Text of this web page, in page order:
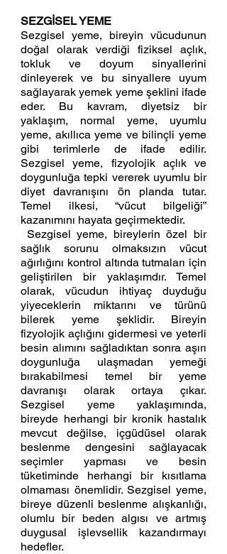
SEZGİSEL YEME
Sezgisel yeme, bireyin vücudunun
doğal olarak verdiği fiziksel açlık,
tokluk ve doyum sinyallerini
dinleyerek ve bu sinyallere uyum
sağlayarak yemek yeme şeklini ifade
eder. Bu kavram, diyetsiz bir
yaklaşım, normal yeme, uyumlu
yeme, akıllıca yeme ve bilinçli yeme
gibi terimlerle de ifade edilir.
Sezgisel yeme, fizyolojik açlık ve
doygunluğa tepki vererek uyumlu bir
diyet davranışını ön planda tutar.
Temel ilkesi, “vücut bilgeliği”
kazanımını hayata geçirmektedir.
sağlık sorunu olmaksızın vücut
ağırlığını kontrol altında tutmaları için
geliştirilen bir yaklaşımdır. Temel
olarak, vücudun ihtiyaç duyduğu
yiyeceklerin miktarını ve türünü
bilerek yeme şeklidir. Bireyin
fizyolojik açlığını gidermesi ve yeterli
besin alımını sağladıktan sonra aşırı
doygunluğa ulaşmadan yemeği
bırakabilmesi temel bir yeme
davranışı olarak ortaya çıkar.
Sezgisel yeme yaklaşımında,
bireyde herhangi bir kronik hastalık
mevcut değilse, içgüdüsel olarak
beslenme dengesini sağlayacak
seçimler yapması ve besin
tüketiminde herhangi bir kısıtlama
olmaması önemlidir. Sezgisel yeme,
bireye düzenli beslenme alışkanlığı,
olumlu bir beden algısı ve artmış
duygusal işlevsellik kazandırmayı
hedefler.